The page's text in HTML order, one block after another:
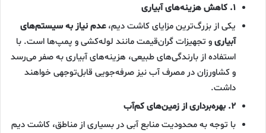
۱. کاهش هزینه‌های آبیاری
یکی از بزرگ‌ترین مزایای کاشت دیم،عدم نیاز به سیستم‌های
آبیاریو تجهیزات گران‌قیمت مانند لوله‌کشی و پمپ‌ها است. با
استفاده از بارندگی‌های طبیعی، هزینه‌های آبیاری به صفر می‌رسد
و کشاورزان در مصرف آب نیز صرفه‌جویی قابل‌توجهی خواهند
داشت.
۲. بهره‌برداری از زمین‌های کم‌آب
با توجه به محدودیت منابع آبی در بسیاری از مناطق، کاشت دیم